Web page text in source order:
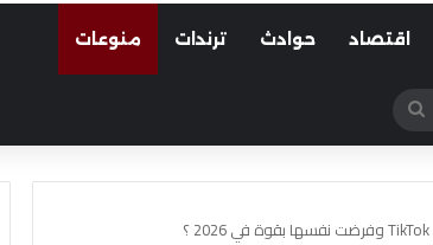
اقتصاد حوادث ترندات منوعات
عن